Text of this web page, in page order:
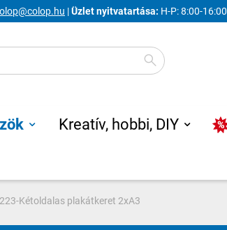
|Üzlet nyitvatartása: H-P: 8:00-16:00
Search
Kreatív, hobbi, DIY
Kétoldalas plakátkeret 2xA3